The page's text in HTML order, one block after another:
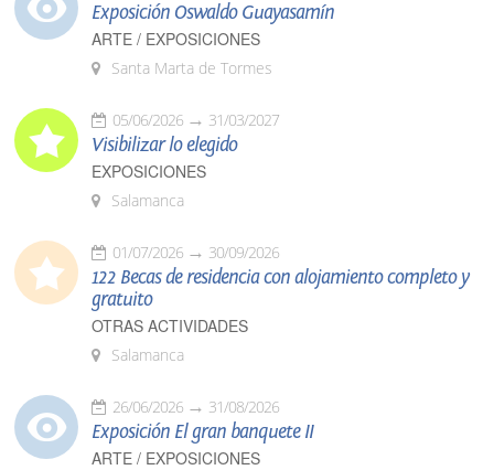
Exposición Oswaldo Guayasamín
ARTE / EXPOSICIONES
Santa Marta de Tormes
05/06/2026 31/03/2027
Visibilizar lo elegido
EXPOSICIONES
Salamanca
01/07/2026 30/09/2026
122 Becas de residencia con alojamiento completo y
gratuito
OTRAS ACTIVIDADES
Salamanca
26/06/2026 31/08/2026
Exposición El gran banquete II
ARTE / EXPOSICIONES